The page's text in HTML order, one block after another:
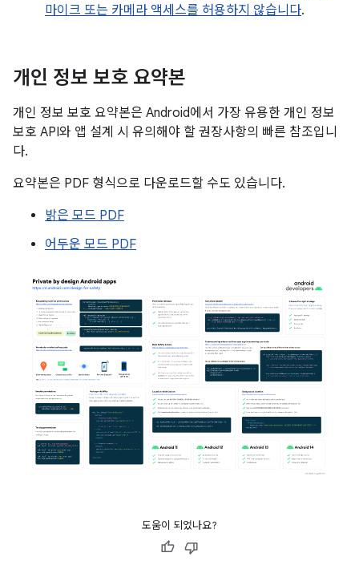
마이크 또는 카메라 액세스를 허용하지 않습니다.
개인 정보 보호 요약본
개인 정보 보호 요약본은 Android에서 가장 유용한 개인 정보
보호 API와 앱 설계 시 유의해야 할 권장사항의 빠른 참조입니
다.
요약본은 PDF 형식으로 다운로드할 수도 있습니다.
밝은 모드 PDF
어두운 모드 PDF
도움이 되었나요?